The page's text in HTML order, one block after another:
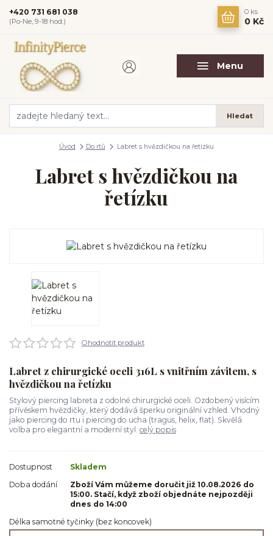
Menu
Hledat
+420 731 681 038
(Po-Ne, 9-18 hod.)
0 ks
0 Kč
Úvod Do rtů Labret s hvězdičkou na řetízku
Labret s hvězdičkou na
řetízku
Ohodnotit produkt
Labret z chirurgické oceli 316L s vnitřním závitem, s
hvězdičkou na řetízku
Stylový piercing labreta z odolné chirurgické oceli. Ozdobený visícím
přívěskem hvězdičky, který dodává šperku originální vzhled. Vhodný
jako piercing do rtu i piercing do ucha (tragus, helix, flat). Skvělá
volba pro elegantní a moderní styl. celý popis
Dostupnost
Skladem
Doba dodání
Zboží Vám můžeme doručit již 10.08.2026 do
15:00. Stačí, když zboží objednáte nejpozději
dnes do 14:00
Délka samotné tyčinky (bez koncovek)